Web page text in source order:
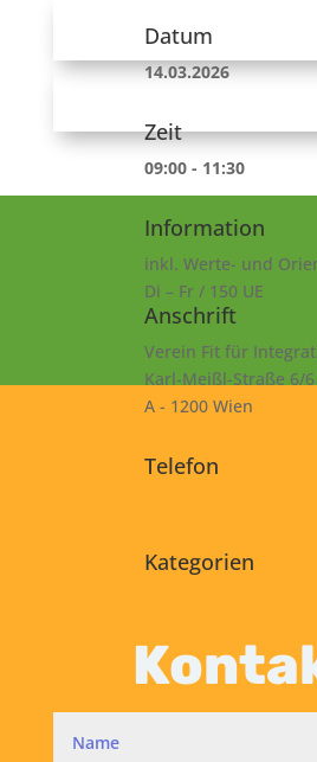
Datum
14.03.2026
Zeit
09:00 - 11:30
Information
inkl. Werte- und
Di – Fr / 150 UE
Anschrift
Verein Fit für
Karl-Meißl-Straße 6/6
A - 1200 Wien
Telefon
Kategorien